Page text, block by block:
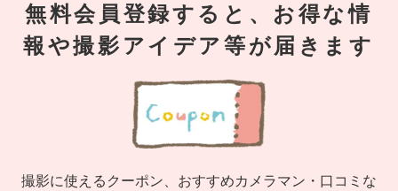
無料会員登録すると、お得な情
報や撮影アイデア等が届きます
撮影に使えるクーポン、おすすめカメラマン・口コミな